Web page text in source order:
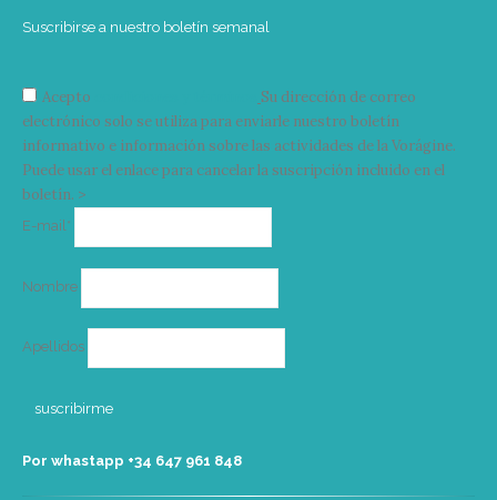
Suscribirse a nuestro boletín semanal
Acepto
Su dirección de correo
electrónico solo se utiliza para enviarle nuestro boletín
informativo e información sobre las actividades de la Vorágine.
Puede usar el enlace para cancelar la suscripción incluido en el
boletín. >
E-mail*
Nombre
Apellidos
Por whastapp +34 ‭647 961 848‬